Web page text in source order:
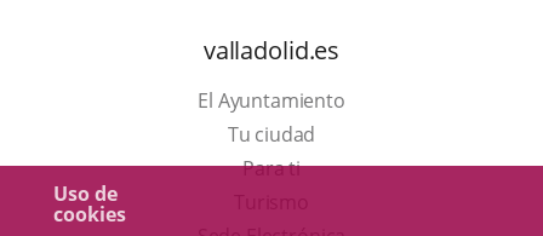
Uso de
cookies
valladolid.es
El Ayuntamiento
Tu ciudad
Para ti